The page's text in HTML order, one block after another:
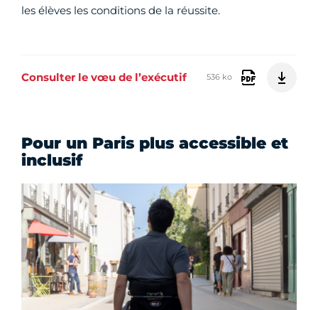
les élèves les conditions de la réussite.
Consulter le vœu de l’exécutif 536 ko
Pour un Paris plus accessible et
inclusif